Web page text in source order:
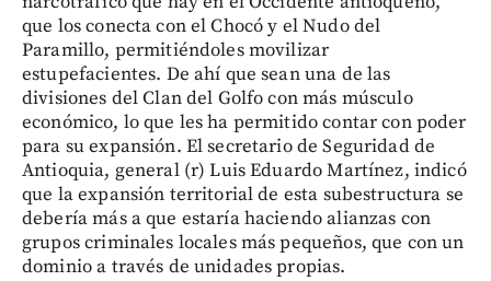
que los conecta con el Chocó y el Nudo del
Paramillo, permitiéndoles movilizar
estupefacientes. De ahí que sean una de las
divisiones del Clan del Golfo con más músculo
económico, lo que les ha permitido contar con poder
para su expansión. El secretario de Seguridad de
Antioquia, general (r) Luis Eduardo Martínez, indicó
que la expansión territorial de esta subestructura se
debería más a que estaría haciendo alianzas con
grupos criminales locales más pequeños, que con un
dominio a través de unidades propias.